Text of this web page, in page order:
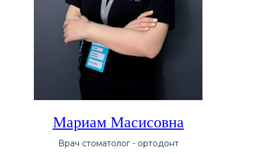
Мариам Масисовна
Врач стоматолог - ортодонт